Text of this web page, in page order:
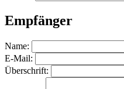
Empfänger
Name:
E-Mail:
Überschrift: